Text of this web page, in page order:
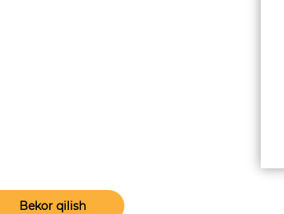
Bekor qilish